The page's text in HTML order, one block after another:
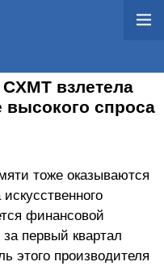
взлетела
высокого спроса
тоже оказываются
финансовой
первый квартал
этого производителя